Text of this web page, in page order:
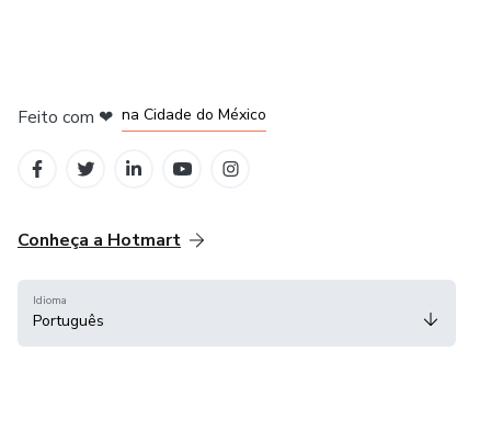
Feito com ❤ na Cidade do México
Conheça a Hotmart
Idioma
Português